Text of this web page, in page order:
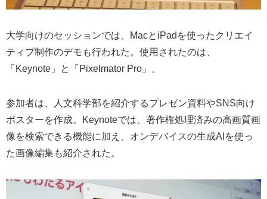
大学向けのセッションでは、MacとiPadを使ったクリエイ
ティブ制作のデモも行われた。使用されたのは、
「Keynote」と「Pixelmator Pro」。
参加者は、人文科学部を紹介するプレゼン資料やSNS向け
ポスターを作成。Keynoteでは、著作権処理済みの高画質画
像を検索できる機能に加え、オンデバイスの生成AIを使っ
た画像編集も紹介された。